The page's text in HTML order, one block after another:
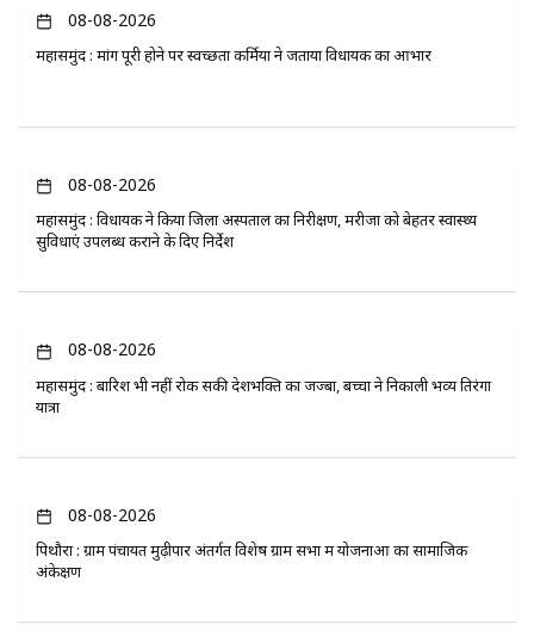
08-08-2026
महासमुंद : मांग पूरी होने पर स्वच्छता कर्मियों ने जताया विधायक का आभार
08-08-2026
महासमुंद : विधायक ने किया जिला अस्पताल का निरीक्षण, मरीजों को बेहतर स्वास्थ्य
सुविधाएं उपलब्ध कराने के दिए निर्देश
08-08-2026
महासमुंद : बारिश भी नहीं रोक सकी देशभक्ति का जज्बा, बच्चों ने निकाली भव्य तिरंगा
यात्रा
08-08-2026
पिथौरा : ग्राम पंचायत मुढ़ीपार अंतर्गत विशेष ग्राम सभा में योजनाओं का सामाजिक
अंकेक्षण